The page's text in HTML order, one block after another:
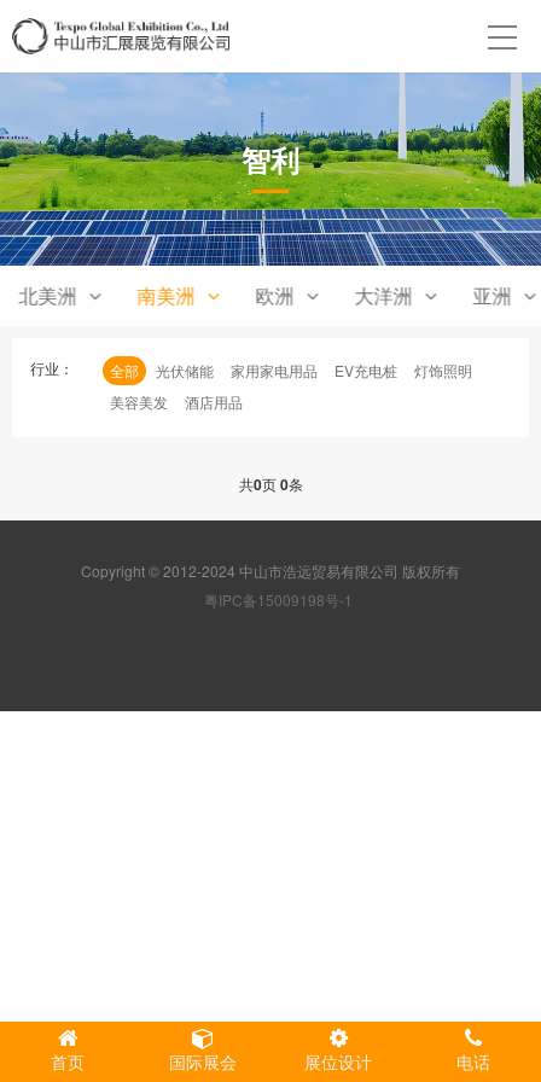
智利
北美洲 南美洲 欧洲 大洋洲 亚洲
行业： 全部 光伏储能 家用家电用品 EV充电桩
灯饰照明
美容美发
酒店用品
共0页0条
Copyright © 2012-2024 中山市浩远贸易有限公司 版权所有
粤IPC备15009198号-1
首页 国际展会 展位设计 电话